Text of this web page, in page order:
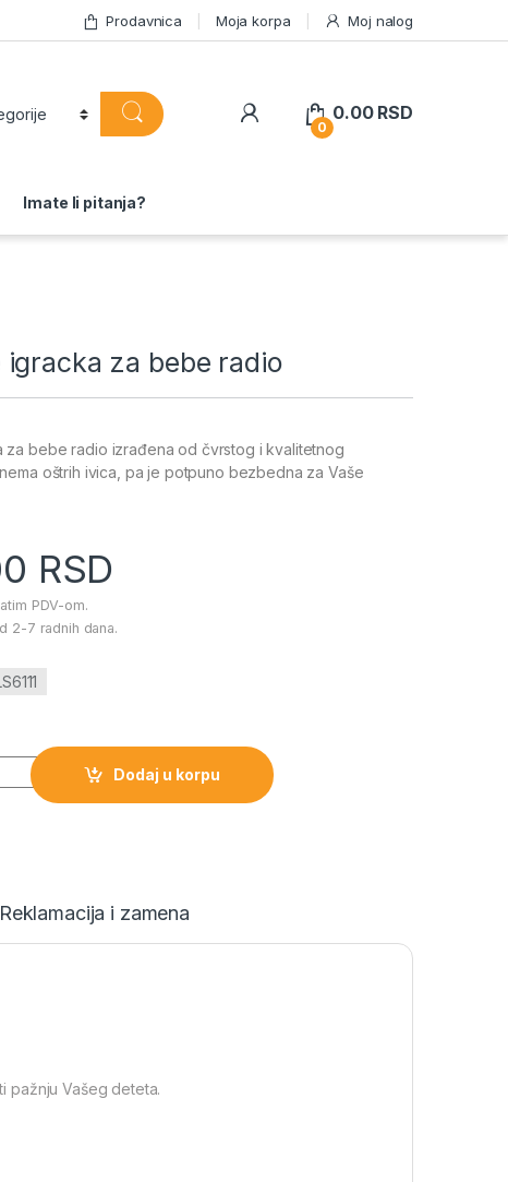
Prodavnica Moja korpa Moj nalog
0
0.00 RSD
Imate li pitanja?
igracka za bebe radio
za bebe radio izrađena od čvrstog i kvalitetnog
oštrih ivica, pa je potpuno bezbedna za Vaše
RSD
PDV-om.
2-7 radnih dana.
za bebe radio količina
Dodaj u korpu
Reklamacija i zamena
pažnju Vašeg deteta.